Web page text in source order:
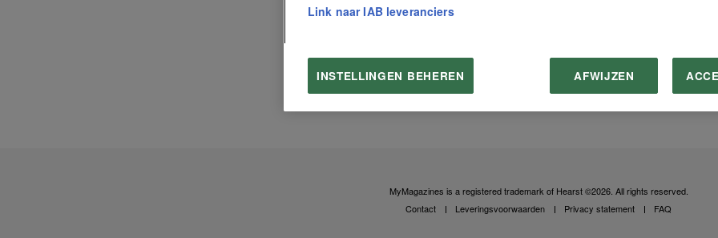
MyMagazines is a registered trademark of Hearst ©2026. All rights reserved.
Contact Leveringsvoorwaarden Privacy statement FAQ
Link naar IAB leveranciers
INSTELLINGEN BEHEREN AFWIJZEN